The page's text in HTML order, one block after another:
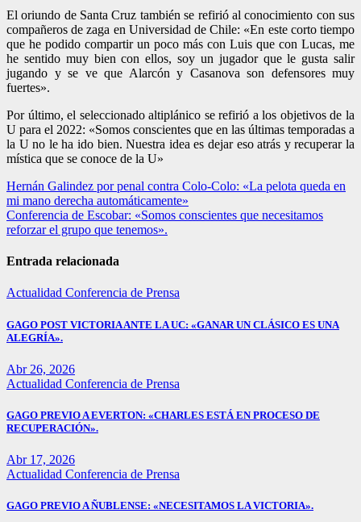
El oriundo de Santa Cruz también se refirió al conocimiento con sus
compañeros de zaga en Universidad de Chile: «En este corto tiempo
que he podido compartir un poco más con Luis que con Lucas, me
he sentido muy bien con ellos, soy un jugador que le gusta salir
jugando y se ve que Alarcón y Casanova son defensores muy
fuertes».
Por último, el seleccionado altiplánico se refirió a los objetivos de la
U para el 2022: «Somos conscientes que en las últimas temporadas a
la U no le ha ido bien. Nuestra idea es dejar eso atrás y recuperar la
mística que se conoce de la U»
Navegación
de
entradas
Hernán Galindez por penal contra Colo-Colo: «La pelota queda en
mi mano derecha automáticamente»
Conferencia de Escobar: «Somos conscientes que necesitamos
reforzar el grupo que tenemos».
Entrada relacionada
Actualidad Conferencia de Prensa
GAGO POST VICTORIA ANTE LA UC: «GANAR UN CLÁSICO ES UNA
ALEGRÍA».
Abr 26, 2026
Actualidad Conferencia de Prensa
GAGO PREVIO A EVERTON: «CHARLES ESTÁ EN PROCESO DE
RECUPERACIÓN».
Abr 17, 2026
Actualidad Conferencia de Prensa
GAGO PREVIO A ÑUBLENSE: «NECESITAMOS LA VICTORIA».